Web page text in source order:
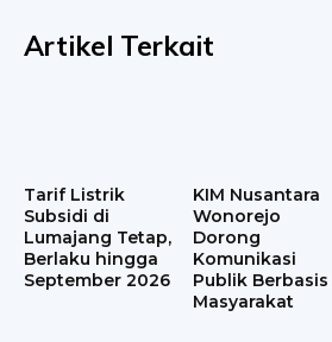
Artikel Terkait
Tarif Listrik
Subsidi di
Lumajang Tetap,
Berlaku hingga
September 2026
KIM Nusantara
Wonorejo
Dorong
Komunikasi
Publik Berbasis
Masyarakat